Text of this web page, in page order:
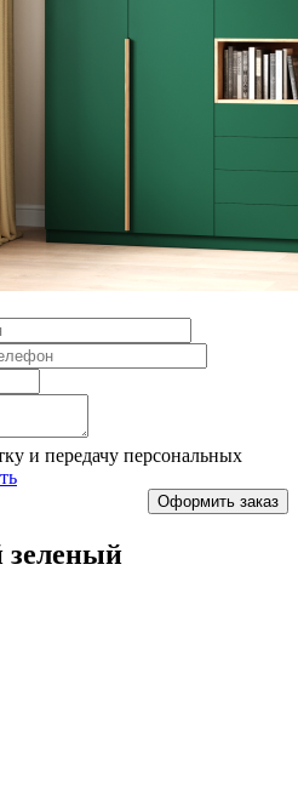
и передачу персональных